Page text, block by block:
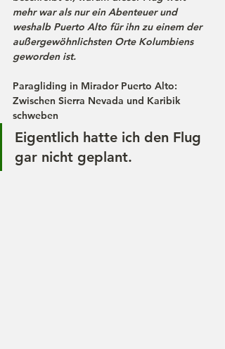
mehr war als nur ein Abenteuer und
weshalb Puerto Alto für ihn zu einem der
außergewöhnlichsten Orte Kolumbiens
geworden ist.
Paragliding in Mirador Puerto Alto:
Zwischen Sierra Nevada und Karibik
schweben
Eigentlich hatte ich den Flug
gar nicht geplant.